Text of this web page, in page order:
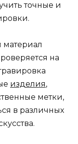
точные и
материал
на
изделия,
метки,
в различных